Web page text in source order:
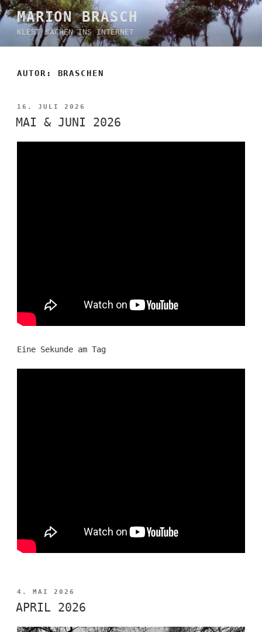
Zum
Inhalt
springen
MARION BRASCH
KLEBT SACHEN INS INTERNET
AUTOR: BRASCHEN
VERÖFFENTLICHT
AM
16. JULI 2026
MAI & JUNI 2026
Eine Sekunde am Tag
VERÖFFENTLICHT
AM
4. MAI 2026
APRIL 2026